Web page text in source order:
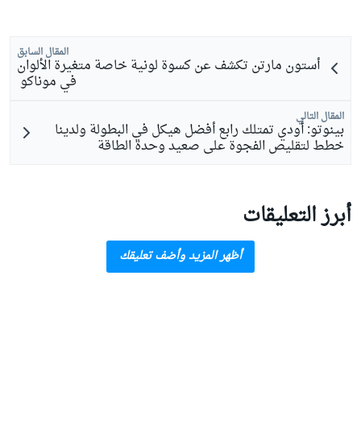
المقال السابق
أستون مارتن تكشف عن كسوة لونية خاصة متغيرة الألوان
في موناكو
المقال التالي
بينوتو: أودي تمتلك رابع أفضل هيكل في البطولة ولدينا
خطط لتقليص الفجوة على صعيد وحدة الطاقة
أبرز التعليقات
أظهر المزيد وأضف تعليقك